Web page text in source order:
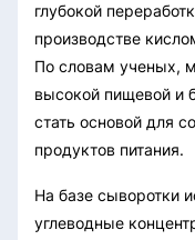
глубокой
производстве
По словам ученых,
высокой пищевой и
стать основой для
продуктов питания.
На базе сыворотки
углеводные